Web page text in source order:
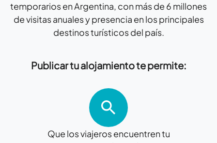
temporarios en Argentina, con más de 6 millones
de visitas anuales y presencia en los principales
destinos turísticos del país.
Publicar tu alojamiento te permite:
Que los viajeros encuentren tu